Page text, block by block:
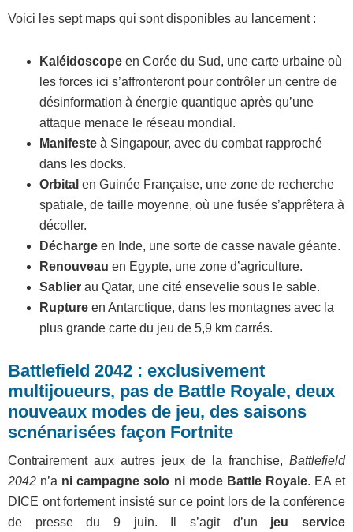
Voici les sept maps qui sont disponibles au lancement :
Kaléidoscope en Corée du Sud, une carte urbaine où
les forces ici s’affronteront pour contrôler un centre de
désinformation à énergie quantique après qu’une
attaque menace le réseau mondial.
Manifeste à Singapour, avec du combat rapproché
dans les docks.
Orbital en Guinée Française, une zone de recherche
spatiale, de taille moyenne, où une fusée s’apprêtera à
décoller.
Décharge en Inde, une sorte de casse navale géante.
Renouveau en Egypte, une zone d’agriculture.
Sablier au Qatar, une cité ensevelie sous le sable.
Rupture en Antarctique, dans les montagnes avec la
plus grande carte du jeu de 5,9 km carrés.
Battlefield 2042 : exclusivement
multijoueurs, pas de Battle Royale, deux
nouveaux modes de jeu, des saisons
scnénarisées façon Fortnite
Contrairement aux autres jeux de la franchise, Battlefield
2042 n’a ni campagne solo ni mode Battle Royale. EA et
DICE ont fortement insisté sur ce point lors de la conférence
de presse du 9 juin. Il s’agit d’un jeu service